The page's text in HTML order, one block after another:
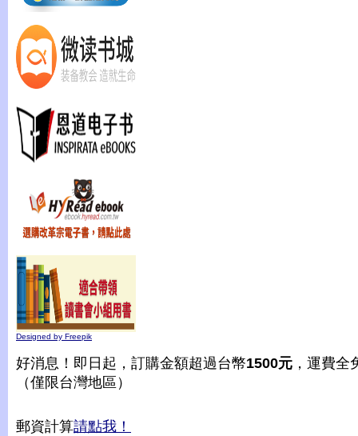
Designed by Freepik
好消息！即日起，訂購金額超過台幣1500元 ，運費全
（僅限台灣地區）
郵資計算請點我！